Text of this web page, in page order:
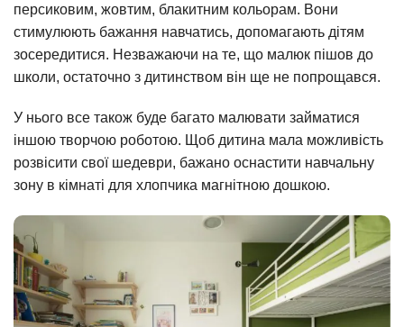
персиковим, жовтим, блакитним кольорам. Вони
стимулюють бажання навчатись, допомагають дітям
зосередитися. Незважаючи на те, що малюк пішов до
школи, остаточно з дитинством він ще не попрощався.
У нього все також буде багато малювати займатися
іншою творчою роботою. Щоб дитина мала можливість
розвісити свої шедеври, бажано оснастити навчальну
зону в кімнаті для хлопчика магнітною дошкою.